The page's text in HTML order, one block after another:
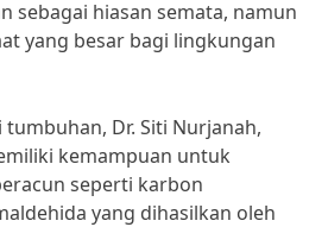
sebagai hiasan semata, namun
yang besar bagi lingkungan
Dr. Siti Nurjanah,
kemampuan untuk
seperti karbon
yang dihasilkan oleh